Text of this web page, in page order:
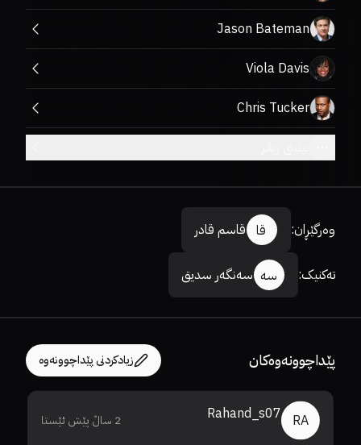
Jason Bateman
Viola Davis
Chris Tucker
وەرگێڕان: قا قاسم قادر
تەکنیک: سە سەنگەر سدیق
پێداچوونەوەکان زیادکردنی پێداچوونەوە
RA
Rahand_s07 2 ساڵ پێش ئێستا